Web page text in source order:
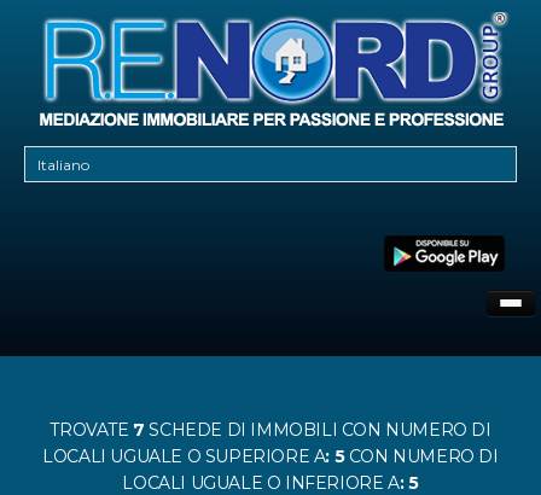
TROVATE 7 SCHEDE DI IMMOBILI CON NUMERO DI
LOCALI UGUALE O SUPERIORE A: 5CON NUMERO DI
LOCALI UGUALE O INFERIORE A: 5